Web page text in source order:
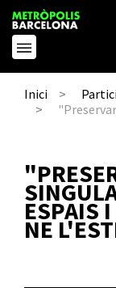
Inici
ESPAIS
NE